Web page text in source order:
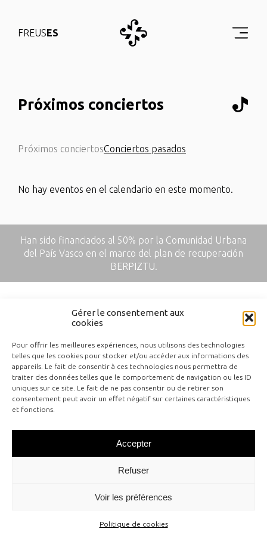
Gérer le consentement aux
cookies
Pour offrir les meilleures expériences, nous utilisons des technologies
telles que les cookies pour stocker et/ou accéder aux informations des
appareils. Le fait de consentir à ces technologies nous permettra de
traiter des données telles que le comportement de navigation ou les ID
uniques sur ce site. Le fait de ne pas consentir ou de retirer son
consentement peut avoir un effet négatif sur certaines caractéristiques
et fonctions.
Accepter
Refuser
Voir les préférences
Politique de cookies
FREUSES
Próximos conciertos
Próximos conciertosConciertos pasados
No hay eventos en el calendario en este momento.
Han sido financiados al 50% por la Comunidad Urbana
del País Vasco en el marco del plan de recuperación
BERPIZTU.
Contactar
Notas legales